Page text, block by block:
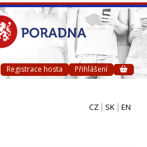
Registrace hosta Přihlášení
CZ SK EN